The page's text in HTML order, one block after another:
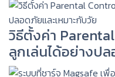
วิธีตั้งค่า
ลูกเล่นได้อย่างป